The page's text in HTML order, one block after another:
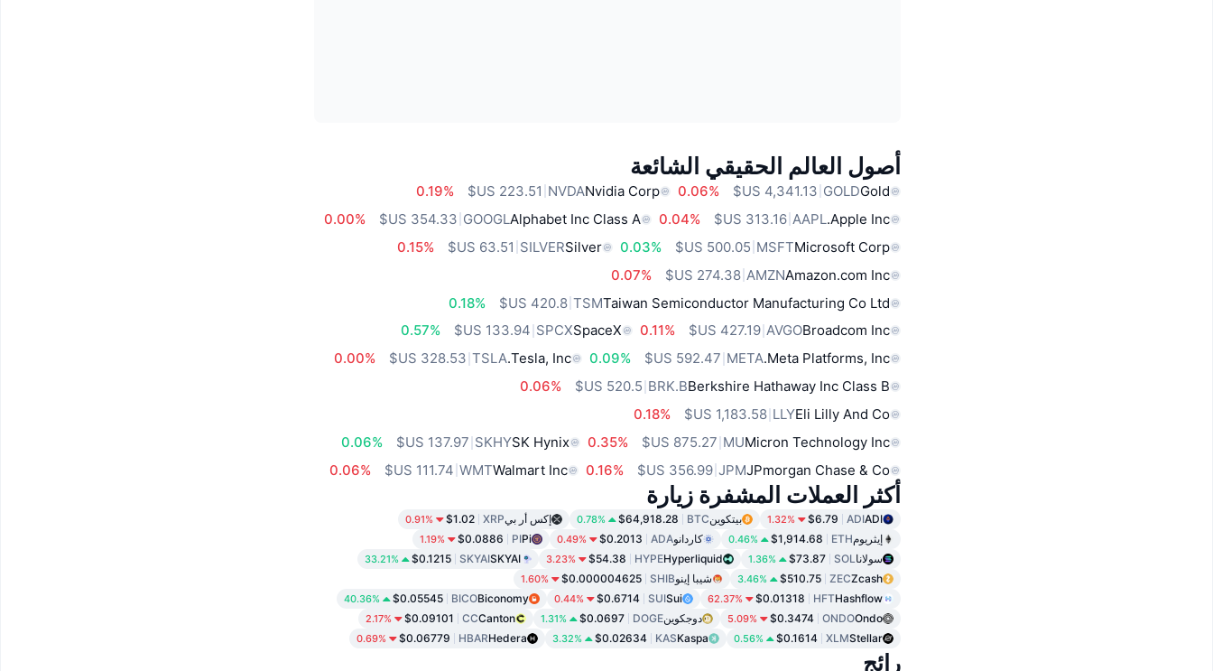
أصول العالم الحقيقي الشائعة
Gold
GOLD
0.06%
Nvidia Corp
NVDA
0.19%
Apple Inc.
AAPL
‏313.16 US$
0.04%
Alphabet Inc Class A
GOOGL
0.00%
Microsoft Corp
MSFT
0.03%
Silver
SILVER
0.15%
Amazon.com Inc
AMZN
‏274.38 US$
0.07%
Taiwan Semiconductor Manufacturing Co Ltd
TSM
‏420.8 US$
0.18%
Broadcom Inc
AVGO
‏427.19 US$
0.11%
SpaceX
SPCX
0.57%
Meta Platforms, Inc.
META
0.09%
Tesla, Inc.
TSLA
0.00%
Berkshire Hathaway Inc Class B
BRK.B
0.06%
Eli Lilly And Co
LLY
‏‏1,183.58 US$
0.18%
Micron Technology Inc
MU
0.35%
SK Hynix
SKHY
0.06%
JPmorgan Chase & Co
JPM
‏356.99 US$
0.16%
Walmart Inc
WMT
0.06%
أكثر العملات المشفرة زيارة
ADI
ADI
$6.79
1.32% بيتكوينBTC
$64,918.28
0.78% إكس أر بيXRP
$1.02
0.91%
إيثريومETH
$1,914.68
0.46% كاردانوADA
$0.2013
0.49%
Pi
PI
$0.0886
1.19%
سولانا SOL
$73.87
1.36%
Hyperliquid
HYPE
$54.38
3.23%
SKYAI
SKYAI
$0.1215
33.21%
Zcash
ZEC
$510.75
3.46% شيبا إينوSHIB
$0.000004625
1.60%
Hashflow
HFT
$0.01318
62.37%
Sui
SUI
$0.6714
0.44%
Biconomy
BICO
$0.05545
40.36%
Ondo
ONDO
$0.3474
5.09% دوجكوينDOGE
$0.0697
1.31%
Canton
CC
$0.09101
2.17%
Stellar
XLM
$0.1614
0.56%
Kaspa
KAS
$0.02634
3.32%
Hedera
HBAR
$0.06779
0.69%
رائج